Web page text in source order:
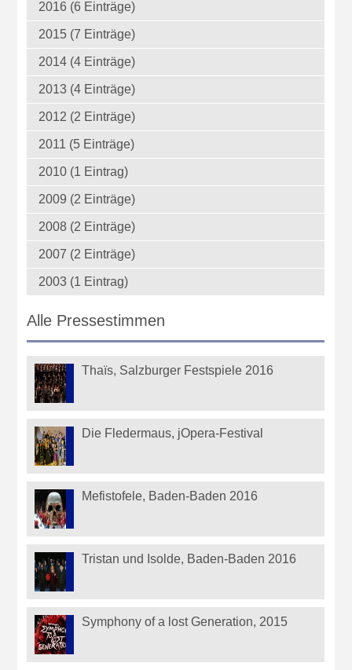
2016 (6 Einträge)
2015 (7 Einträge)
2014 (4 Einträge)
2013 (4 Einträge)
2012 (2 Einträge)
2011 (5 Einträge)
2010 (1 Eintrag)
2009 (2 Einträge)
2008 (2 Einträge)
2007 (2 Einträge)
2003 (1 Eintrag)
Alle Pressestimmen
Thaïs, Salzburger Festspiele 2016
Die Fledermaus, jOpera-Festival
Mefistofele, Baden-Baden 2016
Tristan und Isolde, Baden-Baden 2016
Symphony of a lost Generation, 2015